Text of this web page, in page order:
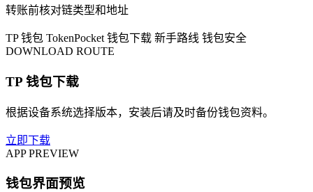
转账前核对链类型和地址
TP 钱包 TokenPocket 钱包下载 新手路线 钱包安全
DOWNLOAD ROUTE
TP 钱包下载
根据设备系统选择版本，安装后请及时备份钱包资料。
立即下载
APP PREVIEW
钱包界面预览